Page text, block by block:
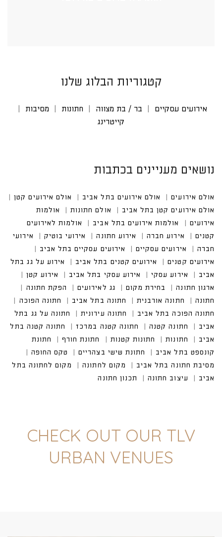
קטגוריות הבלוג שלנו
אירועים עסקיים בר / בת מצווה חתונות
מסיבות
קייטרינג
נושאים מעניינים בכתבות
אולם אירועים אולם אירועים בתל אביב
אולם אירועים קטן
אולם אירועים קטן בתל אביב
אולם חתונות
אולמות אירו
עים
אולמות אירועים בתל אביב
אולמות לאירועים קטנים
אירוע חברה
אירוע חתונה
אירועי בוטיק
אירועים עסקיים
אירועים עסקיים בתל אביב
אירועים קטנים בתל אביב
אירוע על גג בתל אביב
אירוע עסקי בתל אביב
CHECK OUT OUR TLV
URBAN VENUES